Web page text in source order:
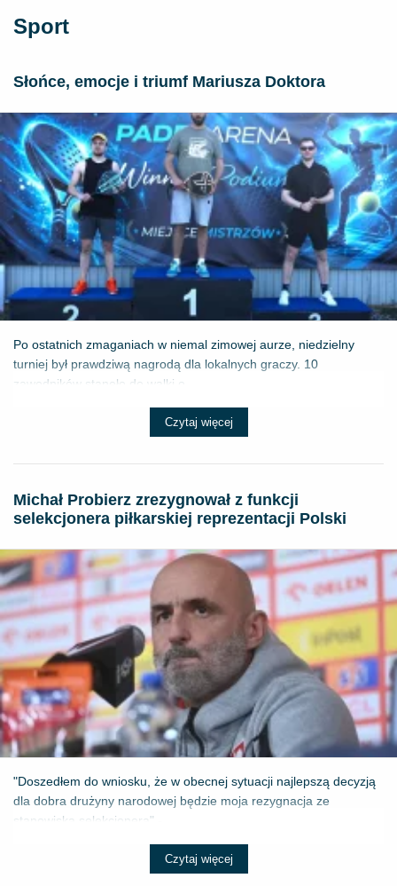
Sport
Słońce, emocje i triumf Mariusza Doktora
Po ostatnich zmaganiach w niemal zimowej aurze, niedzielny
turniej był prawdziwą nagrodą dla lokalnych graczy. 10
zawodników stanęło do walki o ...
Czytaj więcej
Michał Probierz zrezygnował z funkcji
selekcjonera piłkarskiej reprezentacji Polski
"Doszedłem do wniosku, że w obecnej sytuacji najlepszą decyzją
dla dobra drużyny narodowej będzie moja rezygnacja ze
stanowiska selekcjonera" - ...
Czytaj więcej